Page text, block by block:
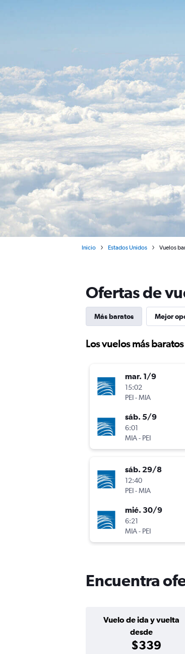
Inicio Estados Unidos Vuelos
Ofertas de
Más baratos Mejor
Los vuelos más
mar. 1/9
15:02
PEI-MIA
sáb. 5/9
6:01
MIA- PEI
sáb. 29/8
12:40
PEI-MIA
mié. 30/9
6:21
MIA- PEI
Encuentra
Vuelo de ida y vuelta
desde
$339